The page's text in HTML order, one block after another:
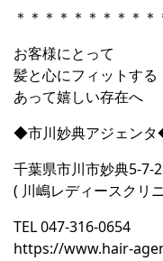
＊＊＊＊＊＊＊＊＊
お客様にとって
髪と心にフィットする
あって嬉しい存在へ
◆市川妙典アジェン
千葉県市川市妙典5-7-
( 川嶋レディースクリ
TEL 047-316-0654
https://www.hair-